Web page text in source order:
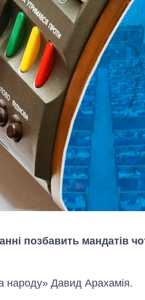
позбавить мандатів
народу» Давид Арахамія.